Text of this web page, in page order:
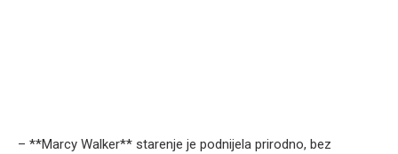
– **Marcy Walker** starenje je podnijela prirodno, bez